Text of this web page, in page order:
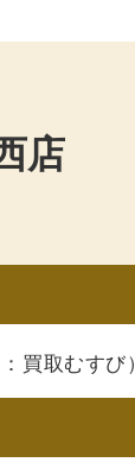
店
買取むすび）